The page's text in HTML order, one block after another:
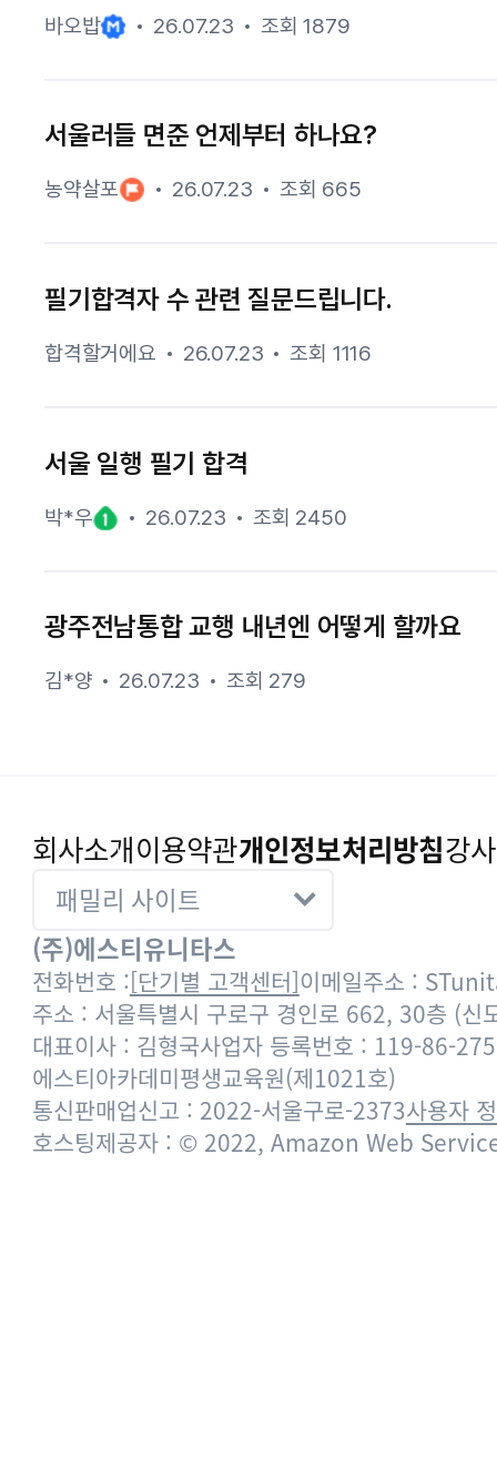
바오밥 26.07.23 조회 1879
서울러들 면준 언제부터 하나요?
농약살포 26.07.23 조회 665
필기합격자 수 관련 질문드립니다.
합격할거에요 26.07.23 조회 1116
서울 일행 필기 합격
박*우 26.07.23 조회 2450
광주전남통합 교행 내년엔 어떻게 할까요
김*양 26.07.23 조회 279
회사소개이용약관개인정보처리방침강
(주)에스티유니타스
전화번호 :[단기별 고객센터]이메일주소 :
주소 : 서울특별시 구로구 경인로 662, 30층 (신
대표이사 : 김형국사업자 등록번호 : 119-86-
에스티아카데미평생교육원(제1021호)
통신판매업신고 : 2022-서울구로-2373사용자
호스팅제공자 : © 2022, Amazon Web